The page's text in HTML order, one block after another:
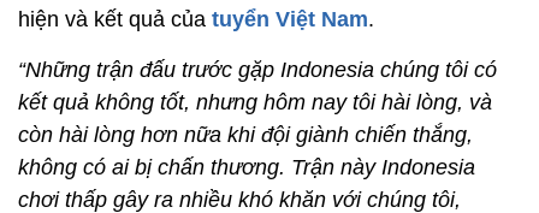
hiện và kết quả của tuyển Việt Nam.
“Những trận đấu trước gặp Indonesia chúng tôi có
kết quả không tốt, nhưng hôm nay tôi hài lòng, và
còn hài lòng hơn nữa khi đội giành chiến thắng,
không có ai bị chấn thương. Trận này Indonesia
chơi thấp gây ra nhiều khó khăn với chúng tôi,